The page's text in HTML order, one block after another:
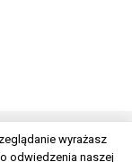
wyrażasz
odwiedzenia naszej